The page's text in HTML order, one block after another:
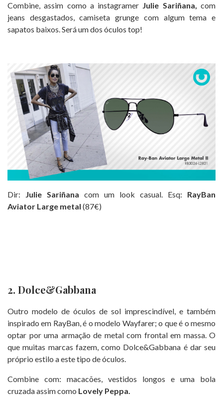
Combine, assim como a instagramer Julie Sariñana, com
jeans desgastados, camiseta grunge com algum tema e
sapatos baixos. Será um dos óculos top!
Dir: Julie Sariñana com um look casual. Esq: RayBan
Aviator Large metal (87€)
2. Dolce&Gabbana
Outro modelo de óculos de sol imprescindível, e também
inspirado em RayBan, é o modelo Wayfarer; o que é o mesmo
optar por uma armação de metal com frontal em massa. O
que muitas marcas fazem, como Dolce&Gabbana é dar seu
próprio estilo a este tipo de óculos.
Combine com: macacões, vestidos longos e uma bola
cruzada assim como Lovely Peppa.